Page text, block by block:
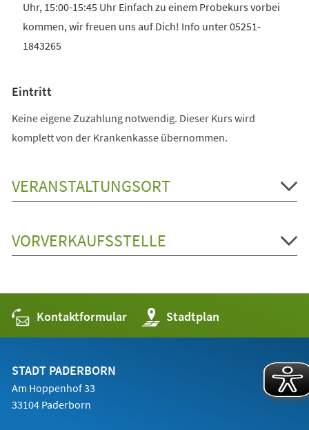
Uhr, 15:00-15:45 Uhr Einfach zu einem Probekurs vorbei
kommen, wir freuen uns auf Dich! Info unter 05251-
1843265
Eintritt
Keine eigene Zuzahlung notwendig. Dieser Kurs wird
komplett von der Krankenkasse übernommen.
VERANSTALTUNGSORT
VORVERKAUFSSTELLE
Kontaktformular Stadtplan
(Öffnet
in
einem
STADT PADERBORN
Am Hoppenhof 33
33104 Paderborn